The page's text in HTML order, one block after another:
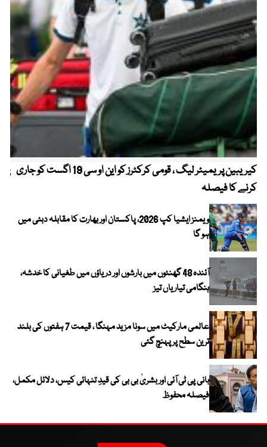
کیریبین پریمیئر لیگ ، قومی کرکٹرز کو این او سی 19 اگست کو جاری
کرنے کا فیصلہ
ویمنز ایشیا کپ 2026، پاکستان اور بھارت کا مقابلہ دبئی میں
ہو گا
آئندہ 48 گھنٹوں میں بارشوں اور دریاؤں میں طغیانی کا خدشہ،
ہنگامی تیاریاں تیز
عالمی مارکیٹ میں سونا مزید مہنگا ، قیمت 7 ہفتوں کی بلند
ترین سطح پر پہنچ گئی
بانی پی ٹی آئی اور بشریٰ بی بی کی قیدِ تنہائی کیس، دلائل مکمل،
فیصلہ محفوظ